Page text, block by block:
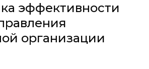
эффективности
организации